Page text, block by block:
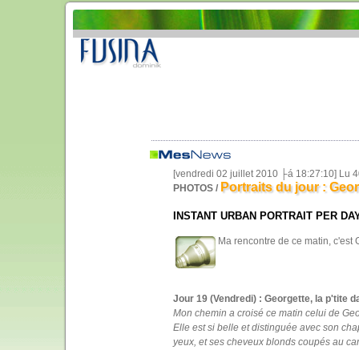
[vendredi 02 juillet 2010 ├á 18:27:10] Lu
PHOTOS / Portraits du jour :
INSTANT URBAN PORTRAIT PER
Ma rencontre de ce matin, c'est
Jour 19 (Vendredi) : Georgette, la p'tite
Mon chemin a croisé ce matin celui de
Elle est si belle et distinguée avec son
yeux, et ses cheveux blonds coupés au